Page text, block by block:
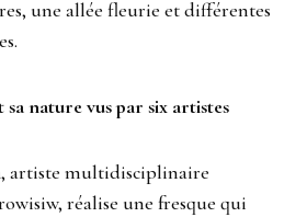
une allée fleurie et différentes
nature vus par six artistes
, artiste multidisciplinaire
réalise une fresque qui